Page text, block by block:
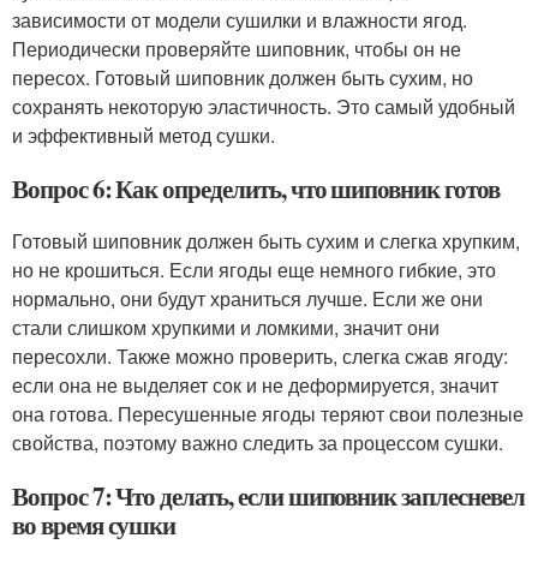
зависимости от модели сушилки и влажности ягод.
Периодически проверяйте шиповник, чтобы он не
пересох. Готовый шиповник должен быть сухим, но
сохранять некоторую эластичность. Это самый удобный
и эффективный метод сушки.
Вопрос 6: Как определить, что шиповник готов
Готовый шиповник должен быть сухим и слегка хрупким,
но не крошиться. Если ягоды еще немного гибкие, это
нормально, они будут храниться лучше. Если же они
стали слишком хрупкими и ломкими, значит они
пересохли. Также можно проверить, слегка сжав ягоду:
если она не выделяет сок и не деформируется, значит
она готова. Пересушенные ягоды теряют свои полезные
свойства, поэтому важно следить за процессом сушки.
Вопрос 7: Что делать, если шиповник заплесневел
во время сушки